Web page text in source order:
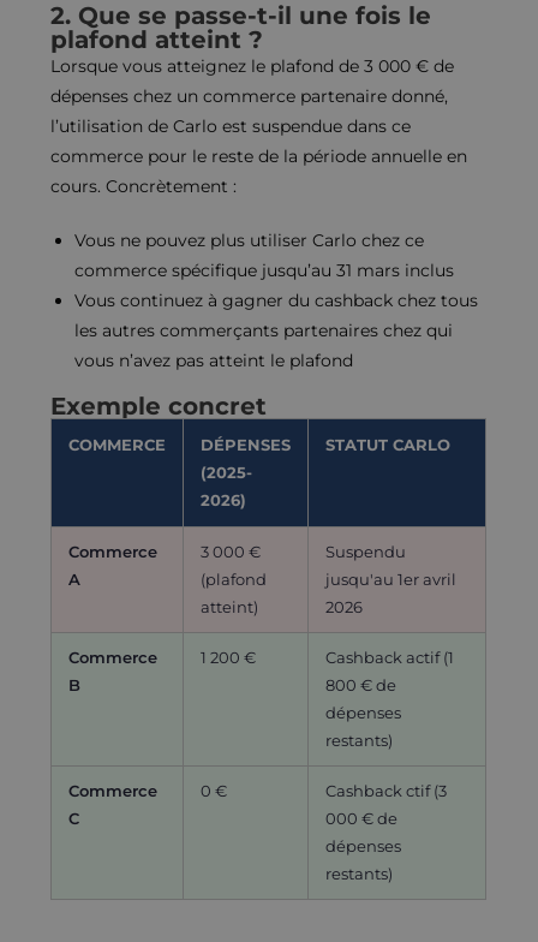
2. Que se passe-t-il une fois le
plafond atteint ?
Lorsque vous atteignez le plafond de 3 000 € de
dépenses chez un commerce partenaire donné,
l’utilisation de Carlo est suspendue dans ce
commerce pour le reste de la période annuelle en
cours. Concrètement :
Vous ne pouvez plus utiliser Carlo chez ce
commerce spécifique jusqu’au 31 mars inclus
Vous continuez à gagner du cashback chez tous
les autres commerçants partenaires chez qui
vous n’avez pas atteint le plafond
Exemple concret
COMMERCE
DÉPENSES
(2025-
2026)
STATUT CARLO
Commerce
A
3 000 €
(plafond
atteint)
Suspendu
jusqu'au 1er avril
2026
Commerce
B
1 200 €
Cashback actif (1
800 € de
dépenses
restants)
Commerce
C
0 €
Cashback ctif (3
000 € de
dépenses
restants)